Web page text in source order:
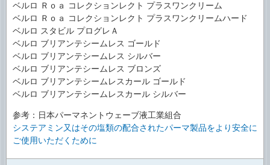
ベルロ Ｒｏａ コレクションレクト プラスワンクリーム
ベルロ Ｒｏａ コレクションレクト プラスワンクリームハード
ベルロ スタビル プログレＡ
ベルロ ブリアンテシームレス ゴールド
ベルロ ブリアンテシームレス シルバー
ベルロ ブリアンテシームレス ブロンズ
ベルロ ブリアンテシームレスカール ゴールド
ベルロ ブリアンテシームレスカール シルバー
参考：日本パーマネントウェーブ液工業組合
システアミン又はその塩類の配合されたパーマ製品をより安全に
ご使用いただくために